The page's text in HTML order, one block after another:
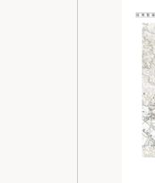
ピックアップコンテンツ
Foreign Laguage